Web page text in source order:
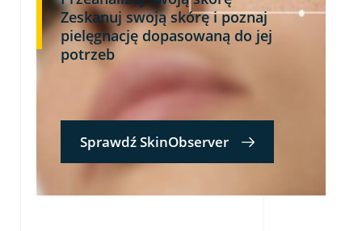
Zeskanuj swoją skórę i poznaj
pielęgnację dopasowaną do jej
potrzeb
Sprawdź SkinObserver